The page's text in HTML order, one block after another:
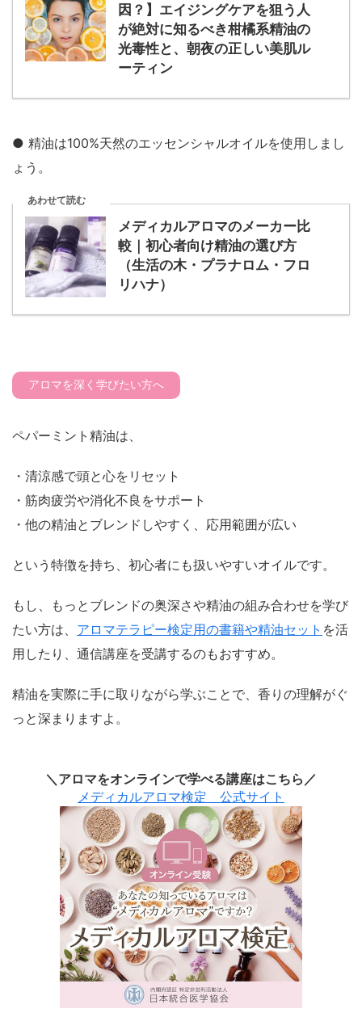
因？】エイジングケアを狙う人
が絶対に知るべき柑橘系精油の
光毒性と、朝夜の正しい美肌ル
ーティン
● 精油は100%天然のエッセンシャルオイルを使用しまし
ょう。
あわせて読む
メディカルアロマのメーカー比
較｜初心者向け精油の選び方
（生活の木・プラナロム・フロ
リハナ）
アロマを深く学びたい方へ
ペパーミント精油は、
・清涼感で頭と心をリセット
・筋肉疲労や消化不良をサポート
・他の精油とブレンドしやすく、応用範囲が広い
という特徴を持ち、初心者にも扱いやすいオイルです。
もし、もっとブレンドの奥深さや精油の組み合わせを学び
たい方は、 アロマテラピー検定用の書籍や精油セット を活
用したり、通信講座を受講するのもおすすめ。
精油を実際に手に取りながら学ぶことで、香りの理解がぐ
っと深まりますよ。
＼アロマをオンラインで学べる講座はこちら／
メディカルアロマ検定 公式サイト